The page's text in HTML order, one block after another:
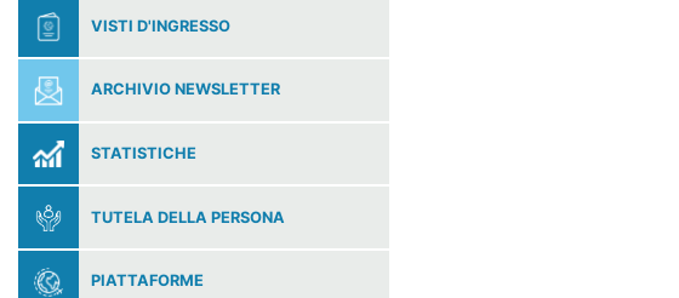
VISTI D'INGRESSO
ARCHIVIO NEWSLETTER
STATISTICHE
TUTELA DELLA PERSONA
PIATTAFORME